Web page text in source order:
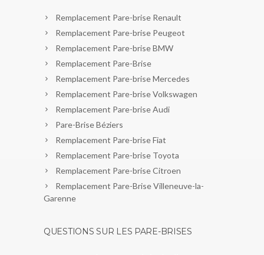
Remplacement Pare-brise Renault
Remplacement Pare-brise Peugeot
Remplacement Pare-brise BMW
Remplacement Pare-Brise
Remplacement Pare-brise Mercedes
Remplacement Pare-brise Volkswagen
Remplacement Pare-brise Audi
Pare-Brise Béziers
Remplacement Pare-brise Fiat
Remplacement Pare-brise Toyota
Remplacement Pare-brise Citroen
Remplacement Pare-Brise Villeneuve-la-
Garenne
QUESTIONS SUR LES PARE-BRISES